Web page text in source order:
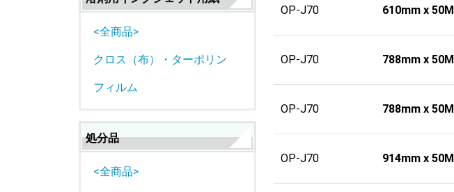
<全商品>
クロス（布）・ターポリン
フィルム
処分品
<全商品>
OP-J70 610mm x 50M
OP-J70 788mm x 50M
OP-J70 788mm x 50M
OP-J70 914mm x 50M